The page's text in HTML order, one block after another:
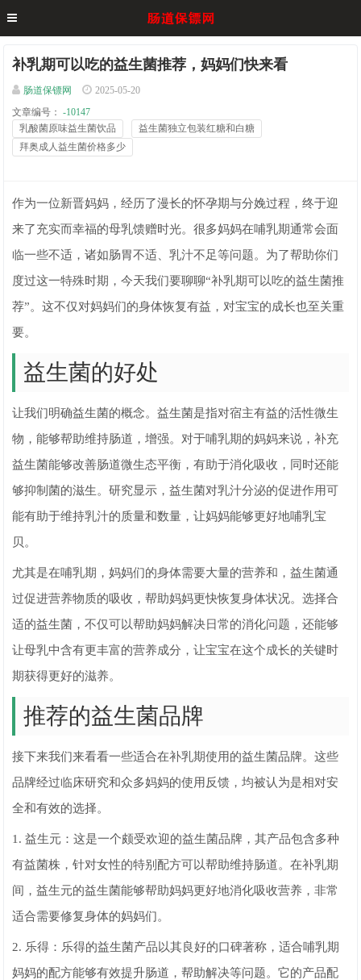
补乳期可以吃的益生菌推荐，妈妈们快来看
肠道保镖网
2025-05-20
文章编号：
-10147
乳酸菌原味益生菌饮品
益生菌独立包装红糖和白糖
拜奥成人益生菌价格多少
作为一位新晋妈妈，经历了漫长的怀孕期与分娩过程，终于迎
来了充实而幸福的母乳馈赠时光。很多妈妈在哺乳期通常会面
临一些不适，诸如肠胃不适、乳汁不足等问题。为了帮助你们
度过这一特殊时期，今天我们要聊聊“补乳期可以吃的益生菌推
荐”。这不仅对妈妈们的身体恢复有益，对宝宝的成长也至关重
要。
益生菌的好处
让我们明确益生菌的概念。益生菌是指对宿主有益的活性微生
物，能够帮助维持肠道，增强。对于哺乳期的妈妈来说，补充
益生菌能够改善肠道微生态平衡，有助于消化吸收，同时还能
够抑制菌的滋生。研究显示，益生菌对乳汁分泌的促进作用可
能有助于维持乳汁的质量和数量，让妈妈能够更好地哺乳宝
贝。
尤其是在哺乳期，妈妈们的身体需要大量的营养和，益生菌通
过促进营养物质的吸收，帮助妈妈更快恢复身体状况。选择合
适的益生菌，不仅可以帮助妈妈解决日常的消化问题，还能够
让母乳中含有更丰富的营养成分，让宝宝在这个成长的关键时
期获得更好的滋养。
推荐的益生菌品牌
接下来我们来看看一些适合在补乳期使用的益生菌品牌。这些
品牌经过临床研究和众多妈妈的使用反馈，均被认为是相对安
全和有效的选择。
1. 益生元：这是一个颇受欢迎的益生菌品牌，其产品包含多种
有益菌株，针对女性的特别配方可以帮助维持肠道。在补乳期
间，益生元的益生菌能够帮助妈妈更好地消化吸收营养，非常
适合需要修复身体的妈妈们。
2. 乐得：乐得的益生菌产品以其良好的口碑著称，适合哺乳期
妈妈的配方能够有效提升肠道，帮助解决等问题。它的产品配